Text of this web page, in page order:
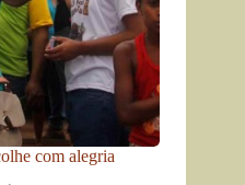
com alegria